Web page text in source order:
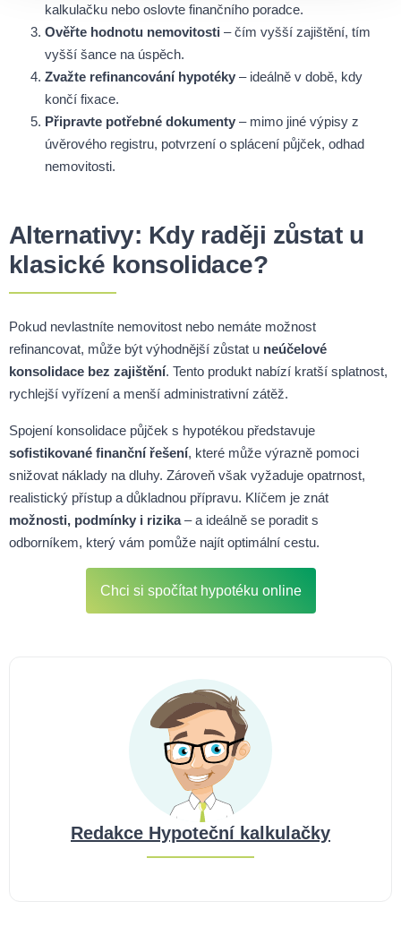
kalkulačku nebo oslovte finančního poradce.
Ověřte hodnotu nemovitosti – čím vyšší zajištění, tím
vyšší šance na úspěch.
Zvažte refinancování hypotéky – ideálně v době, kdy
končí fixace.
Připravte potřebné dokumenty – mimo jiné výpisy z
úvěrového registru, potvrzení o splácení půjček, odhad
nemovitosti.
Alternativy: Kdy raději zůstat u
klasické konsolidace?
Pokud nevlastníte nemovitost nebo nemáte možnost
refinancovat, může být výhodnější zůstat u neúčelové
konsolidace bez zajištění. Tento produkt nabízí kratší splatnost,
rychlejší vyřízení a menší administrativní zátěž.
Spojení konsolidace půjček s hypotékou představuje
sofistikované finanční řešení, které může výrazně pomoci
snižovat náklady na dluhy. Zároveň však vyžaduje opatrnost,
realistický přístup a důkladnou přípravu. Klíčem je znát
možnosti, podmínky i rizika– a ideálně se poradit s
odborníkem, který vám pomůže najít optimální cestu.
Chci si spočítat hypotéku online
Redakce Hypoteční kalkulačky